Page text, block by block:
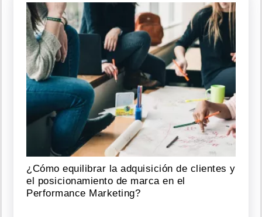
¿Cómo equilibrar la adquisición de clientes y
el posicionamiento de marca en el
Performance Marketing?